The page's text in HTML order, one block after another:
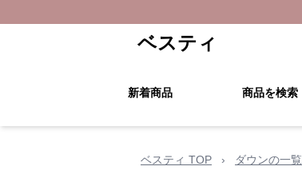
ベスティ
新着商品 商品を検索
ベスティ TOP › ダウンの一覧